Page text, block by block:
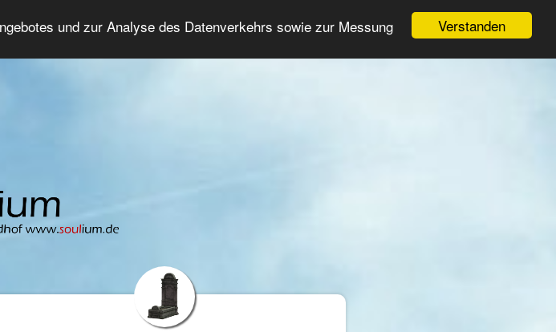
Verstanden
und zur Analyse des Datenverkehrs sowie zur Messung
Suche Anmelden